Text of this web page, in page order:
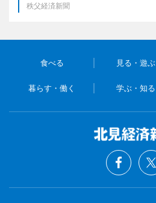
秩父経済新聞
食べる 見る・遊ぶ
暮らす・働く 学ぶ・知る